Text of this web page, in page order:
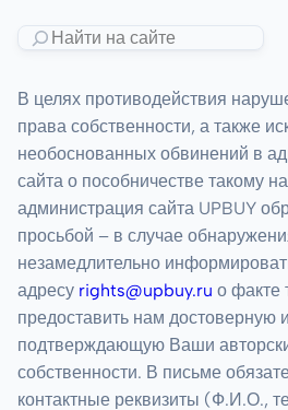
В целях противодействия
права собственности, а также
необоснованных обвинений в
сайта о пособничестве такому
администрация сайта UPBUY
просьбой – в случае
незамедлительно
адресу rights@upbuy.ru о факте
предоставить нам
подтверждающую Ваши
собственности. В письме
контактные реквизиты (Ф.И.О.,